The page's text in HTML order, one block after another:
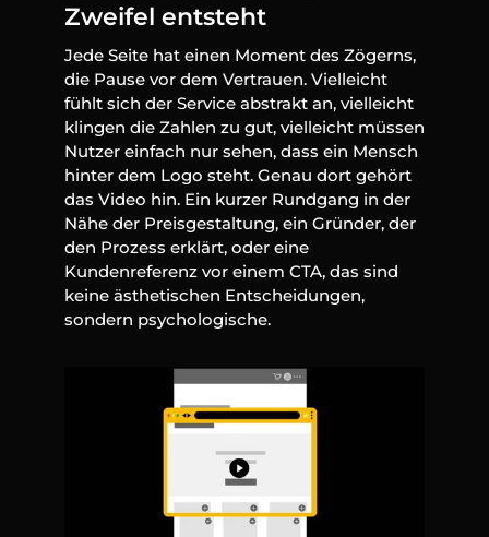
Zweifel entsteht
Jede Seite hat einen Moment des Zögerns,
die Pause vor dem Vertrauen. Vielleicht
fühlt sich der Service abstrakt an, vielleicht
klingen die Zahlen zu gut, vielleicht müssen
Nutzer einfach nur sehen, dass ein Mensch
hinter dem Logo steht. Genau dort gehört
das Video hin. Ein kurzer Rundgang in der
Nähe der Preisgestaltung, ein Gründer, der
den Prozess erklärt, oder eine
Kundenreferenz vor einem CTA, das sind
keine ästhetischen Entscheidungen,
sondern psychologische.